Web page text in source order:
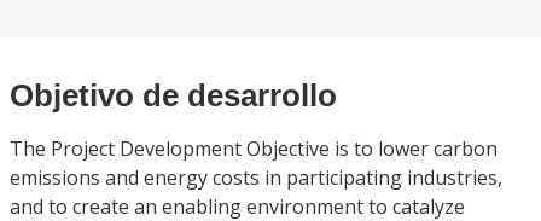
Objetivo de desarrollo
The Project Development Objective is to lower carbon
emissions and energy costs in participating industries,
and to create an enabling environment to catalyze